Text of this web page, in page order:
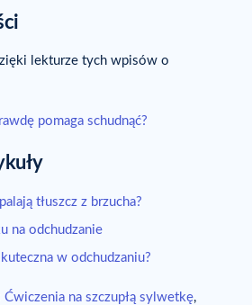
lekturze tych wpisów o
pomaga schudnąć?
tłuszcz z brzucha?
na odchudzanie
w odchudzaniu?
Ćwiczenia na szczupłą sylwetkę,